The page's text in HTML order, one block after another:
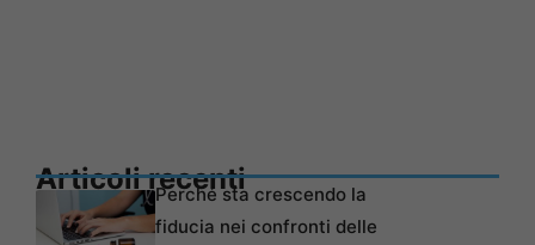
Articoli recentiPerché sta crescendo la
fiducia nei confronti delle